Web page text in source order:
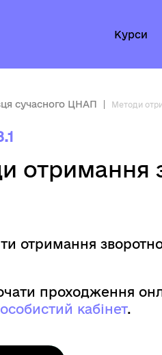
Курси
сучасного ЦНАП Методи
отримання
отримання
проходження
кабінет.